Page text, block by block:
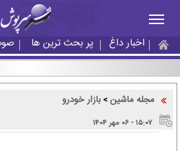
اخبار داغ پر بحث ترین ها
مجله ماشین > بازار خودرو
۱۵:۰۷ - ۰۶ مهر ۱۴۰۴